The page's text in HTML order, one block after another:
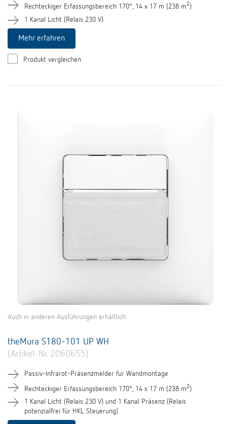
Rechteckiger Erfassungsbereich 170°, 14 x 17 m (238 m2)
1 Kanal Licht (Relais 230 V)
Mehr erfahren
Produkt vergleichen
Auch in anderen Ausführungen erhältlich.
theMura S180-101 UP WH
(Artikel-Nr. 2060655)
Passiv-Infrarot-Präsenzmelder für Wandmontage
Rechteckiger Erfassungsbereich 170°, 14 x 17 m (238 m2)
1 Kanal Licht (Relais 230 V) und 1 Kanal Präsenz (Relais
potenzialfrei für HKL Steuerung)